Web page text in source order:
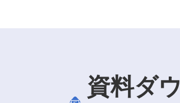
資料ダウ